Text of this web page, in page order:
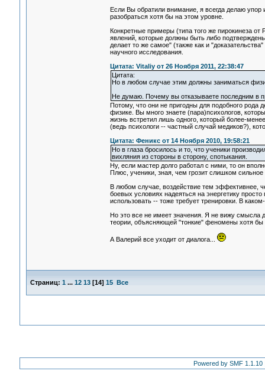
Если Вы обратили внимание, я всегда делаю упор
разобраться хотя бы на этом уровне.
Конкретные примеры (типа того же пирокинеза
явлений, которые должны быть либо
делает то же самое" (также как и
научного исследования.
Цитата: Vitaliy от 26 Ноября 2011, 22:38:47
Цитата:
Но в любом случае этим должны заниматься
Не думаю. Почему вы отказываете последним в
Потому, что они не пригодны для подобного
физике. Вы много знаете (пара)психологов,
жизнь встретил лишь одного, который более-
(ведь психологи -- частный случай медиков?),
Цитата: Феникс от 14 Ноября 2010, 19:58:21
Но в глаза бросилось и то, что ученики
вихляния из стороны в сторону, спотыкания.
Ну, если мастер долго работал с ними, то он
Плюс, ученики, зная, чем грозит слишком
В любом случае, воздействие тем эффективнее,
боевых условиях надеяться на энергетику
использовать -- тоже требует тренировки. В
Но это все не имеет значения. Я не вижу смысла
теории, объясняющей "тонкие" феномены хотя бы
А Валерий все уходит от диалога...
Страниц: 1 ... 12 13[14] 15 Все
Powered by SMF 1.1.10